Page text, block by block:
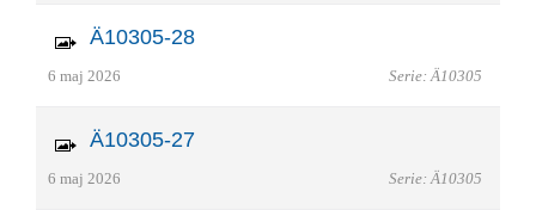
Ä10305-28
6 maj 2026 Serie: Ä10305
Ä10305-27
6 maj 2026 Serie: Ä10305